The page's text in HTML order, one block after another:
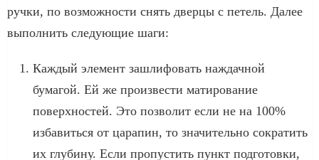
ручки, по возможности снять дверцы с петель. Далее
выполнить следующие шаги:
Каждый элемент зашлифовать наждачной
бумагой. Ей же произвести матирование
поверхностей. Это позволит если не на 100%
избавиться от царапин, то значительно сократить
их глубину. Если пропустить пункт подготовки,